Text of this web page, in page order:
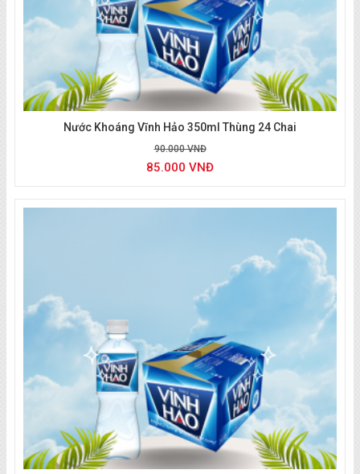
Liên hệ đặt nước: 0933 494 804 (zalo/call)
Nước Khoáng Vĩnh Hảo 350ml Thùng 24 Chai
90.000 VNĐ
85.000 VNĐ